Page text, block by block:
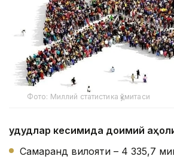
Фото: Миллий статистика қўмитаси
Ҳудудлар кесимида доимий
Самарқанд вилояти – 4 335,7